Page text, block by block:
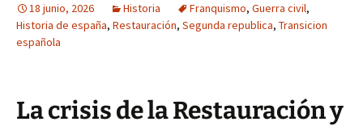
18 junio, 2026 Historia Franquismo, Guerra civil,
Historia de españa, Restauración, Segunda republica, Transicion
española
La crisis de la Restauración y